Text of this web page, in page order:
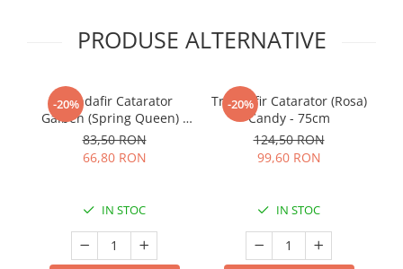
PRODUSE ALTERNATIVE
-20%
Trandafir Catarator
Galben (Spring Queen) -
65cm
83,50 RON
66,80 RON
IN STOC
-20%
Trandafir Catarator (Rosa)
Candy - 75cm
124,50 RON
99,60 RON
IN STOC